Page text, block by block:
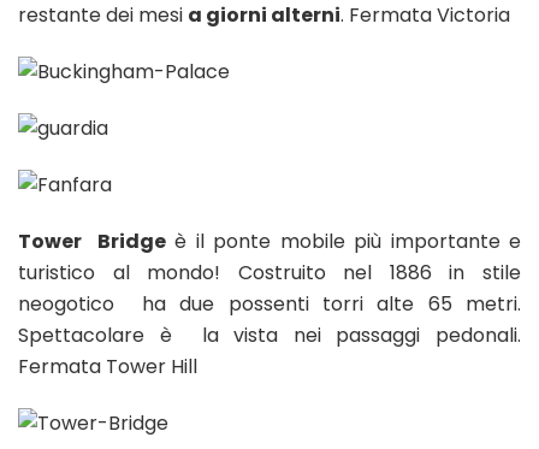
restante dei mesi a giorni alterni. Fermata Victoria
Tower Bridgeè il ponte mobile più importante e
turistico al mondo! Costruito nel 1886 in stile
neogotico ha due possenti torri alte 65 metri.
Spettacolare è la vista nei passaggi pedonali.
Fermata Tower Hill